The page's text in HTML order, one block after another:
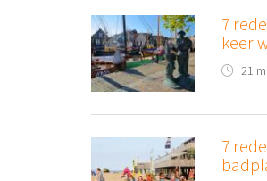
7
keer
21
7